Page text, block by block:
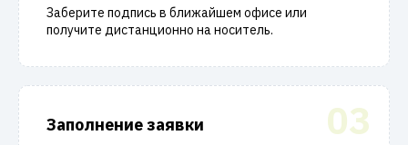
Заберите подпись в ближайшем офисе или
получите дистанционно на носитель.
03
Заполнение заявки